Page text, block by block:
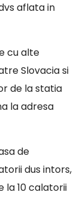
aflata in
cu alte
Slovacia si
de la statia
la adresa
de
dus intors,
la 10 calatorii